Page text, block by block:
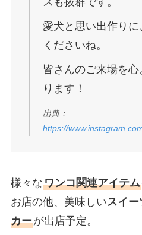
愛犬と思い出作り
くださいね。
皆さんのご来場を
ります！
出典：
https://
様々なワンコ関連アイテム
お店の他、美味しいスイー
カーが出店予定。